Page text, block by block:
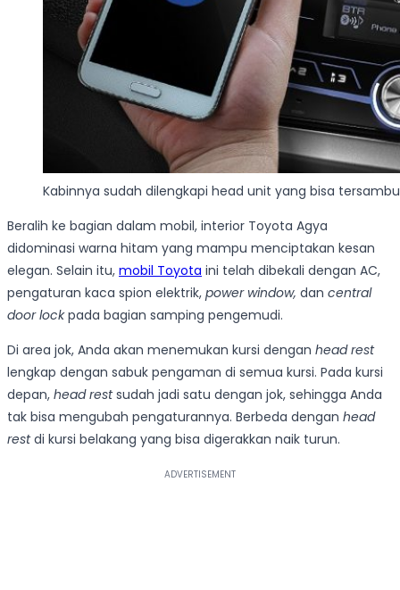
Kabinnya sudah dilengkapi head unit yang bisa
Beralih ke bagian dalam mobil, interior Toyota Agya
didominasi warna hitam yang mampu menciptakan kesan
elegan. Selain itu, mobil Toyota ini telah dibekali dengan AC,
pengaturan kaca spion elektrik, power window, dan central
door lockpada bagian samping pengemudi.
Di area jok, Anda akan menemukan kursi dengan head rest
lengkap dengan sabuk pengaman di semua kursi. Pada kursi
depan, head restsudah jadi satu dengan jok, sehingga Anda
tak bisa mengubah pengaturannya. Berbeda dengan head
restdi kursi belakang yang bisa digerakkan naik turun.